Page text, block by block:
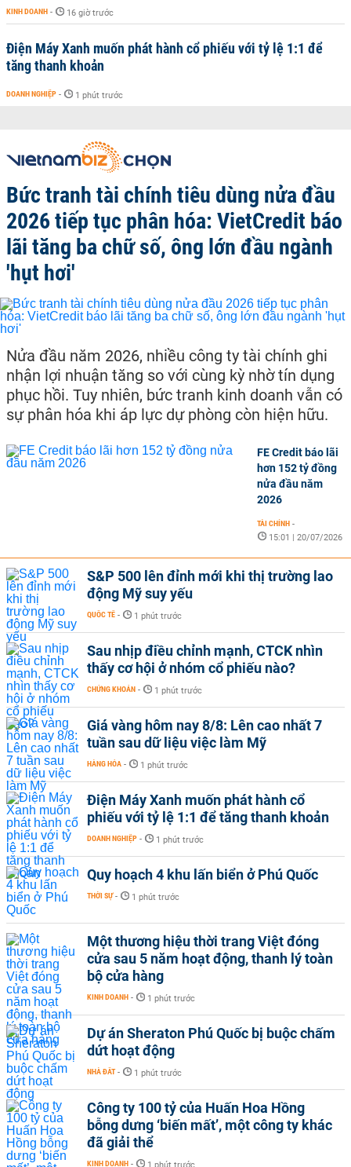
KINH DOANH - 16 giờ trước
Điện Máy Xanh muốn phát hành cổ phiếu với tỷ lệ 1:1 để
tăng thanh khoản
DOANH NGHIỆP - 1 phút trước
Bức tranh tài chính tiêu dùng nửa đầu
2026 tiếp tục phân hóa: VietCredit báo
lãi tăng ba chữ số, ông lớn đầu ngành
'hụt hơi'
Nửa đầu năm 2026, nhiều công ty tài chính ghi
nhận lợi nhuận tăng so với cùng kỳ nhờ tín dụng
phục hồi. Tuy nhiên, bức tranh kinh doanh vẫn có
sự phân hóa khi áp lực dự phòng còn hiện hữu.
FE Credit báo lãi
hơn 152 tỷ đồng
nửa đầu năm
2026
TÀI CHÍNH -
15:01 | 20/07/2026
S&P 500 lên đỉnh mới khi thị trường lao
động Mỹ suy yếu
QUỐC TẾ - 1 phút trước
Sau nhịp điều chỉnh mạnh, CTCK nhìn
thấy cơ hội ở nhóm cổ phiếu nào?
CHỨNG KHOÁN - 1 phút trước
Giá vàng hôm nay 8/8: Lên cao nhất 7
tuần sau dữ liệu việc làm Mỹ
HÀNG HÓA - 1 phút trước
Điện Máy Xanh muốn phát hành cổ
phiếu với tỷ lệ 1:1 để tăng thanh khoản
DOANH NGHIỆP - 1 phút trước
Quy hoạch 4 khu lấn biển ở Phú Quốc
THỜI SỰ - 1 phút trước
Một thương hiệu thời trang Việt đóng
cửa sau 5 năm hoạt động, thanh lý toàn
bộ cửa hàng
KINH DOANH - 1 phút trước
Dự án Sheraton Phú Quốc bị buộc chấm
dứt hoạt động
NHÀ ĐẤT - 1 phút trước
Công ty 100 tỷ của Huấn Hoa Hồng
bỗng dưng ‘biến mất’, một công ty khác
đã giải thể
KINH DOANH -